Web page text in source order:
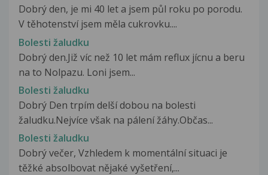
Dobrý den, je mi 40 let a jsem půl roku po porodu.
V těhotenství jsem měla cukrovku....
Bolesti žaludku
Dobrý den.Již víc než 10 let mám reflux jícnu a beru
na to Nolpazu. Loni jsem...
Bolesti žaludku
Dobrý Den trpím delší dobou na bolesti
žaludku.Nejvíce však na pálení žáhy.Občas...
Bolesti žaludku
Dobrý večer, Vzhledem k momentální situaci je
těžké absolbovat nějaké vyšetření,...